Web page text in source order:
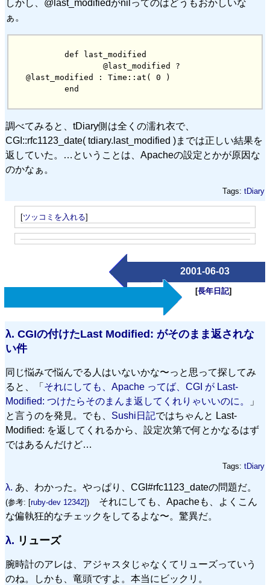
しかし、@last_modifiedがnilってのはどうもおかしいな
ぁ。
        def last_modified
                @last_modified ?
@last_modified : Time::at( 0 )
調べてみると、tDiary側は全くの濡れ衣で、
CGI::rfc1123_date( tdiary.last_modified )までは正しい結果を
返していた。…ということは、Apacheの設定とかが原因な
のかなぁ。
Tags: tDiary
[ツッコミを入れる]
2001-06-03
[長年日記]
λ. CGIの付けたLast Modified: がそのまま返されな
い件
同じ悩みで悩んでる人はいないかな〜っと思って探してみ
ると、「 それにしても、Apache ってば、CGI が Last-
Modified: つけたらそのまんま返してくれりゃいいのに。
」
と言うのを発見。でも、 Sushi日記ではちゃんと Last-
Modified: を返してくれるから、設定次第で何とかなるはず
ではあるんだけど…
Tags: tDiary
λ. あ、わかった。やっぱり、CGI#rfc1123_dateの問題だ。
(参考: [ruby-dev 12342]) それにしても、Apacheも、よくこん
な偏執狂的なチェックをしてるよな〜。驚異だ。
λ. リューズ
腕時計のアレは、アジャスタじゃなくてリューズっていう
のね。しかも、竜頭ですよ。本当にビックリ。